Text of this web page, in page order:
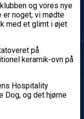
og vores nye
er noget, vi mødte
med et glimt i øjet
på
keramik-ovn på
Hospitality
Dog, og det hjørne